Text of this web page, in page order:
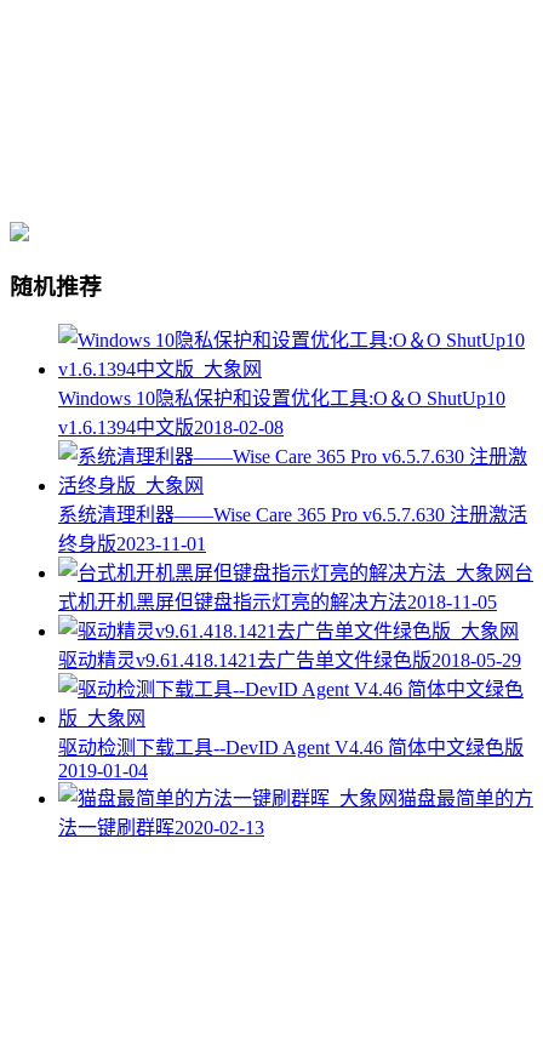
随机推荐
Windows 10隐私保护和设置优化工具:O＆O ShutUp10
v1.6.1394中文版2018-02-08
系统清理利器——Wise Care 365 Pro v6.5.7.630 注册激活
终身版2023-11-01
台
式机开机黑屏但键盘指示灯亮的解决方法2018-11-05
驱动精灵v9.61.418.1421去广告单文件绿色版2018-05-29
驱动检测下载工具--DevID Agent V4.46 简体中文绿色版
2019-01-04
猫盘最简单的方
法一键刷群晖2020-02-13